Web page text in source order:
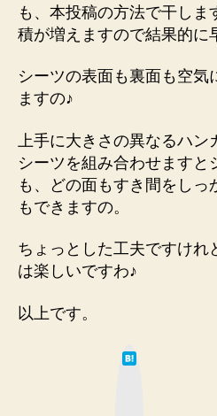
も、本投稿の方法で干しま
積が増えますので結果的に
シーツの表面も裏面も空気
ますの♪
上手に大きさの異なるハ
シーツを組み合わせますと
も、どの面もすき間をしっ
もできますの。
ちょっとした工夫ですけれ
は楽しいですわ♪
以上です。